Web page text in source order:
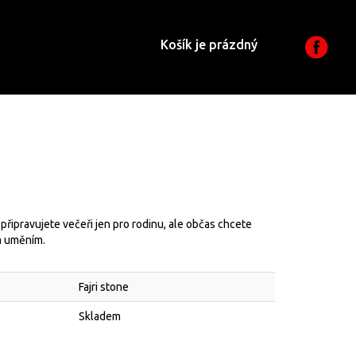
Košík je prázdný
večeři jen pro rodinu, ale občas chcete
Fajri stone
Skladem